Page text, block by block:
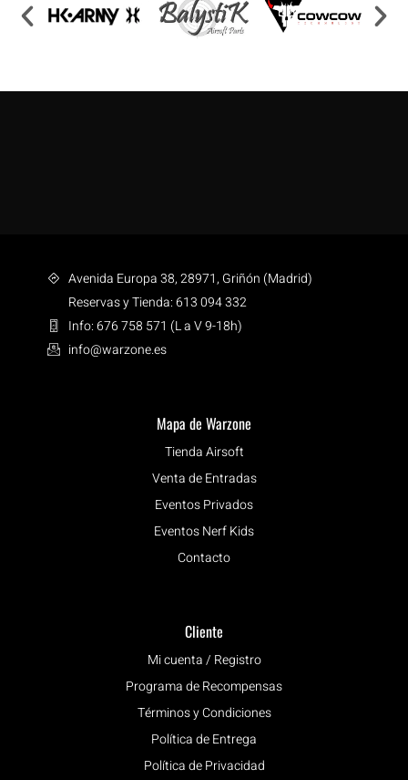
Avenida Europa 38, 28971, Griñón (Madrid)
Reservas y Tienda: 613 094 332
Info: 676 758 571 (L a V 9-18h)
info@warzone.es
Mapa de Warzone
Tienda Airsoft
Venta de Entradas
Eventos Privados
Eventos Nerf Kids
Contacto
Cliente
Mi cuenta / Registro
Programa de Recompensas
Términos y Condiciones
Política de Entrega
Política de Privacidad